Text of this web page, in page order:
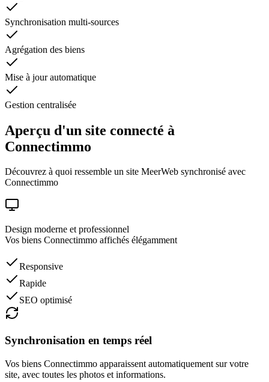
Synchronisation multi-sources
Agrégation des biens
Mise à jour automatique
Gestion centralisée
Aperçu d'un site connecté à
Connectimmo
Découvrez à quoi ressemble un site MeerWeb synchronisé avec
Connectimmo
Design moderne et professionnel
Vos biens Connectimmo affichés élégamment
Responsive
Rapide
SEO optimisé
Synchronisation en temps réel
Vos biens Connectimmo apparaissent automatiquement sur votre
site, avec toutes les photos et informations.